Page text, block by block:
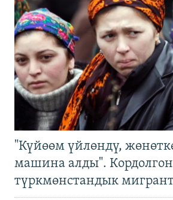
"Күйөөм үйлөндү,
машина алды". Кордолгон
түркмөнстандык